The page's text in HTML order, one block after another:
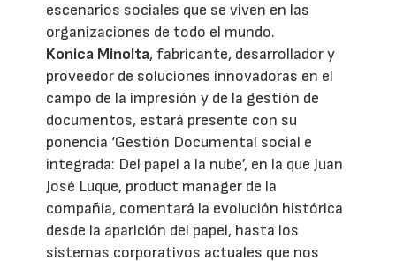
escenarios sociales que se viven en las
organizaciones de todo el mundo.
Konica Minolta, fabricante, desarrollador y
proveedor de soluciones innovadoras en el
campo de la impresión y de la gestión de
documentos, estará presente con su
ponencia ‘Gestión Documental social e
integrada: Del papel a la nube’, en la que Juan
José Luque, product manager de la
compañía, comentará la evolución histórica
desde la aparición del papel, hasta los
sistemas corporativos actuales que nos